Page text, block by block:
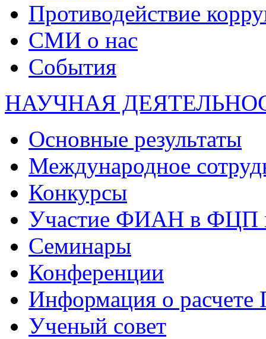
Противодействие
СМИ о нас
События
НАУЧНАЯ
Основные результаты
Международное
Конкурсы
Участие ФИАН в ФЦП
Семинары
Конференции
Информация о
Ученый совет